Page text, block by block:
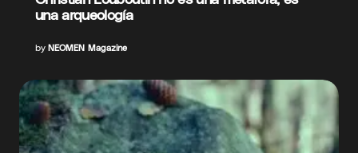
una arqueología
by NEOMEN Magazine